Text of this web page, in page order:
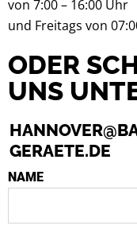
von 7:00 – 16:00 Uhr
und Freitags von
ODER
UNS
GERAETE.DE
NAME